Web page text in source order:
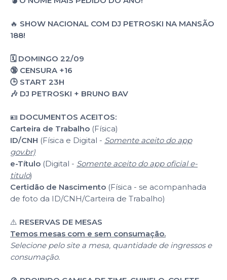
🔥 SHOW NACIONAL COM DJ PETROSKI NA MANSÃO
188!
🗓️ DOMINGO 22/09
🔞 CENSURA +16
🕒 START 23H
🎶 DJ PETROSKI + BRUNO BAV
🪪 DOCUMENTOS ACEITOS:
Carteira de Trabalho (Física)
ID/CNH (Física e Digital - Somente aceito do app
gov.br)
e-Título (Digital - Somente aceito do app oficial e-
titulo)
Certidão de Nascimento (Física - se acompanhada
de foto da ID/CNH/Carteira de Trabalho)
⚠️ RESERVAS DE MESAS
Temos mesas com e sem consumação.
Selecione pelo site a mesa, quantidade de ingressos e
consumação.